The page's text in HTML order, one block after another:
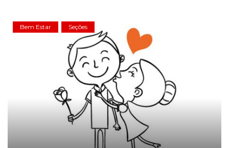
Bem Estar Seções